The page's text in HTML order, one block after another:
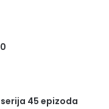
45 epizoda